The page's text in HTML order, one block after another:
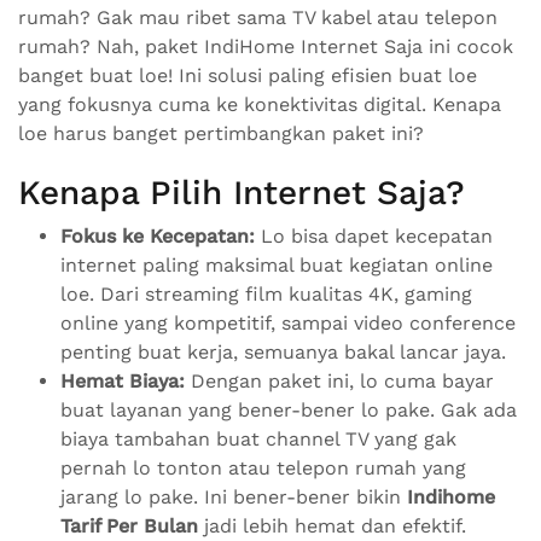
rumah? Gak mau ribet sama TV kabel atau telepon
rumah? Nah, paket IndiHome Internet Saja ini cocok
banget buat loe! Ini solusi paling efisien buat loe
yang fokusnya cuma ke konektivitas digital. Kenapa
loe harus banget pertimbangkan paket ini?
Kenapa Pilih Internet Saja?
Fokus ke Kecepatan: Lo bisa dapet kecepatan
internet paling maksimal buat kegiatan online
loe. Dari streaming film kualitas 4K, gaming
online yang kompetitif, sampai video conference
penting buat kerja, semuanya bakal lancar jaya.
Hemat Biaya: Dengan paket ini, lo cuma bayar
buat layanan yang bener-bener lo pake. Gak ada
biaya tambahan buat channel TV yang gak
pernah lo tonton atau telepon rumah yang
jarang lo pake. Ini bener-bener bikin Indihome
Tarif Per Bulan jadi lebih hemat dan efektif.